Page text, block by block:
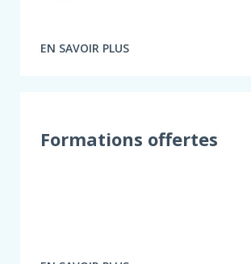
EN SAVOIR PLUS
À
RÉPONSES
Formations offertes